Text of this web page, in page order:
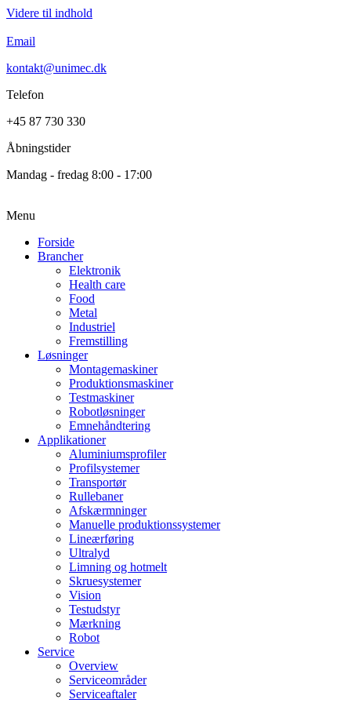
Videre til indhold
Email
kontakt@unimec.dk
Telefon
+45 87 730 330
Åbningstider
Mandag - fredag 8:00 - 17:00
Menu
Forside
Brancher
Elektronik
Health care
Food
Metal
Industriel
Fremstilling
Løsninger
Montagemaskiner
Produktionsmaskiner
Testmaskiner
Robotløsninger
Emnehåndtering
Applikationer
Aluminiumsprofiler
Profilsystemer
Transportør
Rullebaner
Afskærmninger
Manuelle produktionssystemer
Lineærføring
Ultralyd
Limning og hotmelt
Skruesystemer
Vision
Testudstyr
Mærkning
Robot
Service
Overview
Serviceområder
Serviceaftaler